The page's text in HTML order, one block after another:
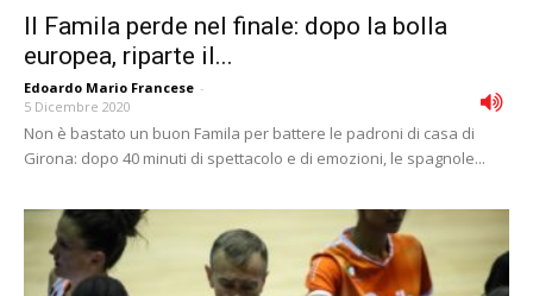
Il Famila perde nel finale: dopo la bolla
europea, riparte il...
Edoardo Mario Francese -
5 Dicembre 2020
Non è bastato un buon Famila per battere le padroni di casa di
Girona: dopo 40 minuti di spettacolo e di emozioni, le spagnole...